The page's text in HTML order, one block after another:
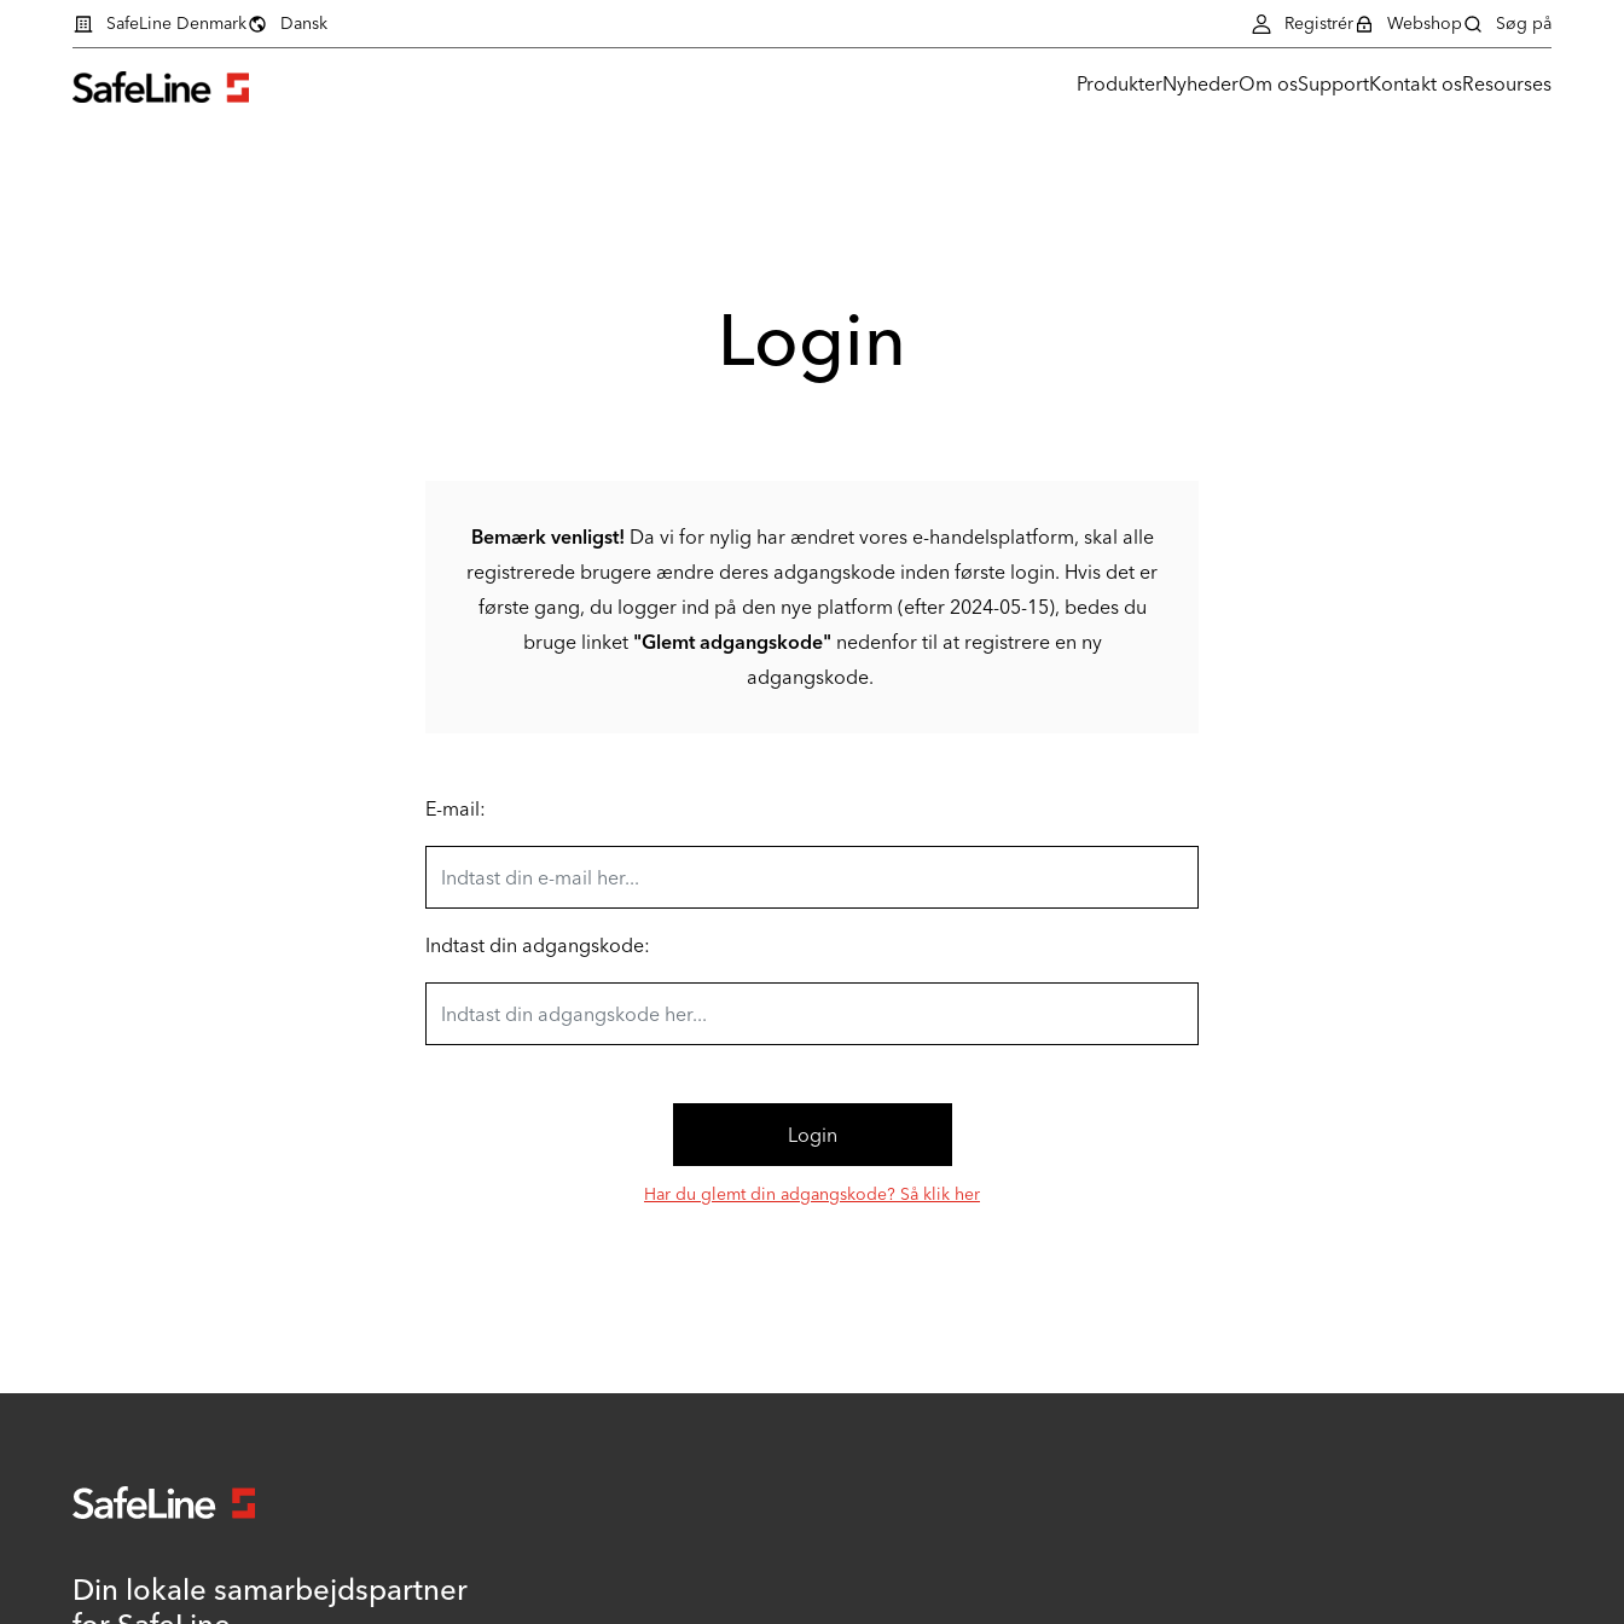
ProdukterNyhederOm osSupportKontakt osResourses
SafeLine Denmark Dansk Registrér Webshop Søg på
Login
Bemærk venligst! Da vi for nylig har ændret vores e-handelsplatform, skal alle
registrerede brugere ændre deres adgangskode inden første login. Hvis det er
første gang, du logger ind på den nye platform (efter 2024-05-15), bedes du
bruge linket"Glemt adgangskode" nedenfor til at registrere en ny
adgangskode.
Login formular
E-mail:
Indtast din adgangskode:
Har du glemt din adgangskode? Så klik her
Din lokale samarbejdspartner